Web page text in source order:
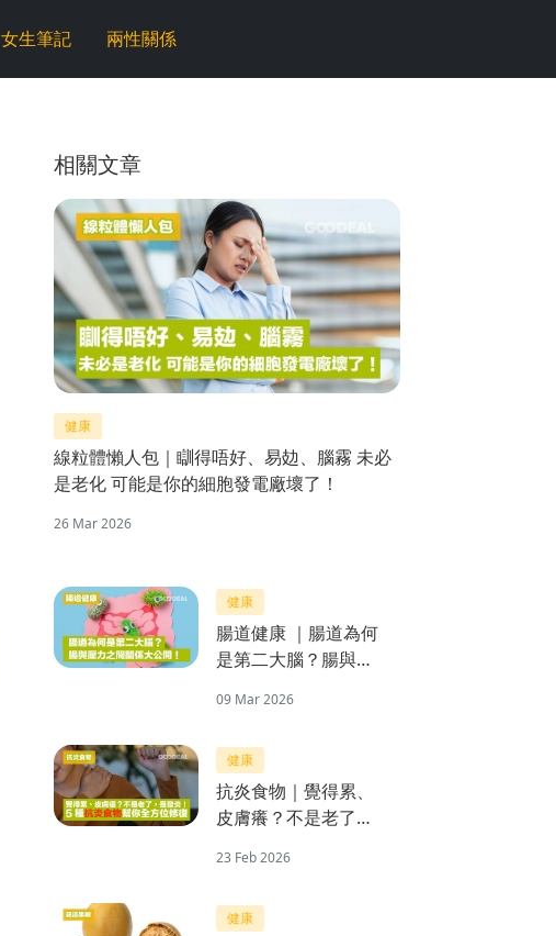
女生筆記 兩性關係
相關文章
健康
線粒體懶人包｜瞓得唔好、易攰、腦霧 未必
是老化 可能是你的細胞發電廠壞了！
26 Mar 2026
健康
腸道健康 ｜腸道為何
是第二大腦？腸與壓
09 Mar 2026
健康
抗炎食物｜覺得累、
皮膚癢？不是老了，
物幫你全方位修復
23 Feb 2026
健康